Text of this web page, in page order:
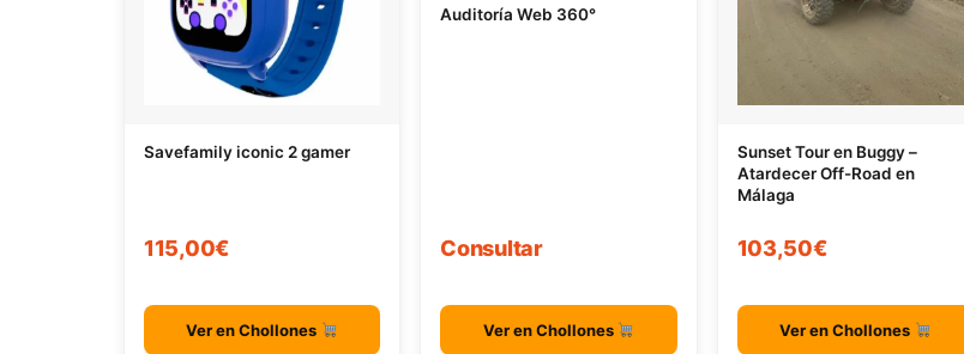
Savefamily iconic 2 gamer
115,00€
Ver en Chollones
Auditoría Web 360°
Consultar
Ver en Chollones
Sunset Tour en Buggy –
Atardecer Off-Road en
Málaga
103,50€
Ver en Chollones